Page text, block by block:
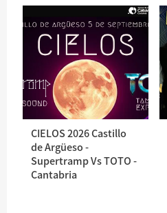
CIELOS 2026 Castillo
de Argüeso -
Supertramp Vs TOTO -
Cantabria